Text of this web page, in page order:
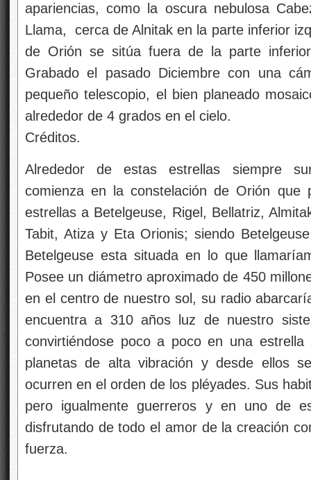
apariencias, como la oscura nebulosa
Llama, cerca de Alnitak en la parte inferior
de Orión se sitúa fuera de la parte
Grabado el pasado Diciembre con una
pequeño telescopio, el bien planeado
alrededor de 4 grados en el cielo.
Créditos.
Alrededor de estas estrellas siempre
comienza en la constelación de Orión que
estrellas a Betelgeuse, Rigel, Bellatriz,
Tabit, Atiza y Eta Orionis; siendo
Betelgeuse esta situada en lo que
Posee un diámetro aproximado de 450
en el centro de nuestro sol, su radio
encuentra a 310 años luz de nuestro
convirtiéndose poco a poco en una
planetas de alta vibración y desde ellos
ocurren en el orden de los pléyades. Sus
pero igualmente guerreros y en uno de
disfrutando de todo el amor de la creación
fuerza.